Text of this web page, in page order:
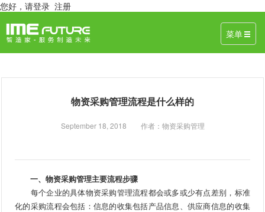
您好， 请登录 注册
菜单
物资采购管理流程是什么样的
September 18, 2018 作者：物资采购管理
一、物资采购管理主要流程步骤
每个企业的具体物资采购管理流程都会或多或少有点差别，标准
化的采购流程会包括：信息的收集包括产品信息、供应商信息的收集